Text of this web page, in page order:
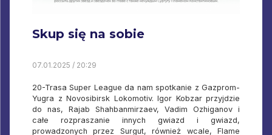
Skup się na sobie
07.01.2025 / 20:29
20-Trasa Super League da nam spotkanie z Gazprom-
Yugra z Novosibirsk Lokomotiv. Igor Kobzar przyjdzie
do nas, Rajab Shahbanmirzaev, Vadim Ozhiganov i
całe rozpraszanie innych gwiazd i gwiazd,
prowadzonych przez Surgut, również wcale, Flame